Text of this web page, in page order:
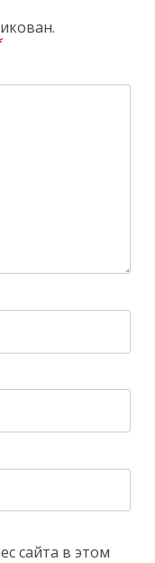
сайта в этом